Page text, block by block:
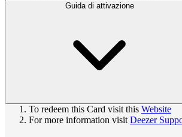
Guida di attivazione
To redeem this Card visit this Website
For more information visit Deezer